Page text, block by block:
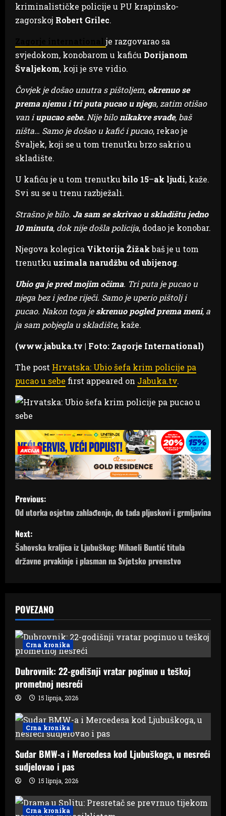
kriminalističke policije u PU krapinsko-
zagorskoj Robert Grilec.
je razgovarao sa
svjedokom, konobarom u kafiću Dorijanom
Švaljekom, koji je sve vidio.
Čovjek je došao unutra s pištoljem, okrenuo se
prema njemu i tri puta pucao u njega, zatim otišao
van iupucao sebe. Nije bilonikakve svađe, baš
ništa… Samo je došao u kafić i pucao, rekao je
Švaljek, koji se u tom trenutku brzo sakrio u
skladište.
U kafiću je u tom trenutkubilo 15–ak ljudi, kaže.
Svi su se u trenu razbježali.
Strašno je bilo. Ja sam se skrivao u skladištu jedno
10 minuta, dok nije došla policija, dodao je konobar.
Njegova kolegica Viktorija Žižakbaš je u tom
trenutku uzimala narudžbu od ubijenog.
Ubio ga je pred mojim očima. Tri puta je pucao u
njega bez i jedne riječi. Samo je uperio pištolj i
pucao. Nakon toga jeskrenuo pogled prema meni, a
ja sam pobjegla u skladište, kaže.
(www.jabuka.tv | Foto: Zagorje International)
The post Hrvatska: Ubio šefa krim policije pa
pucao u sebe first appeared on Jabuka.tv.
P
o
s
t
a
v
i
g
a
t
i
o
n
Previous:
Od utorka osjetno zahlađenje, do tada pljuskovi i grmljavina
Next:
Šahovska kraljica iz Ljubuškog: Mihaeli Buntić titula
državne prvakinje i plasman na Svjetsko prvenstvo
POVEZANO
Crna kronika
Dubrovnik: 22-godišnji vratar poginuo u teškoj
prometnoj nesreći
15 lipnja, 2026
Crna kronika
Sudar BMW-a i Mercedesa kod Ljubuškoga, u nesreći
sudjelovao i pas
15 lipnja, 2026
Crna kronika